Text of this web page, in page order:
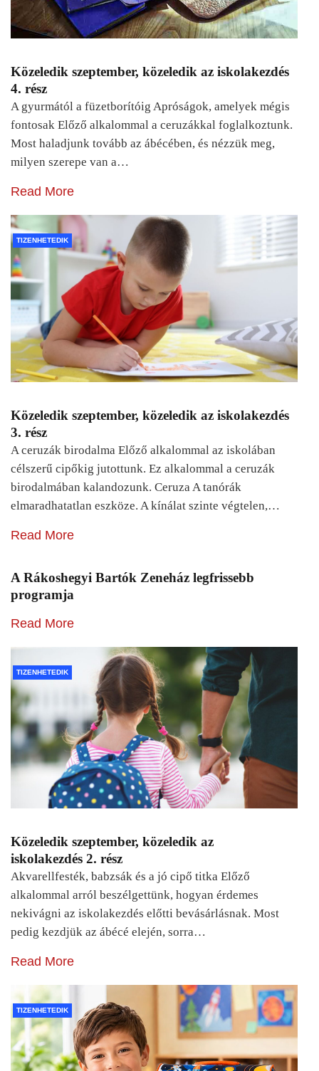
Közeledik szeptember, közeledik az iskolakezdés
4. rész
A gyurmától a füzetborítóig Apróságok, amelyek mégis
fontosak Előző alkalommal a ceruzákkal foglalkoztunk.
Most haladjunk tovább az ábécében, és nézzük meg,
milyen szerepe van a…
Read More
TIZENHETEDIK
Közeledik szeptember, közeledik az iskolakezdés
3. rész
A ceruzák birodalma Előző alkalommal az iskolában
célszerű cipőkig jutottunk. Ez alkalommal a ceruzák
birodalmában kalandozunk. Ceruza A tanórák
elmaradhatatlan eszköze. A kínálat szinte végtelen,…
Read More
A Rákoshegyi Bartók Zeneház legfrissebb
programja
Read More
TIZENHETEDIK
Közeledik szeptember, közeledik az
iskolakezdés 2. rész
Akvarellfesték, babzsák és a jó cipő titka Előző
alkalommal arról beszélgettünk, hogyan érdemes
nekivágni az iskolakezdés előtti bevásárlásnak. Most
pedig kezdjük az ábécé elején, sorra…
Read More
TIZENHETEDIK